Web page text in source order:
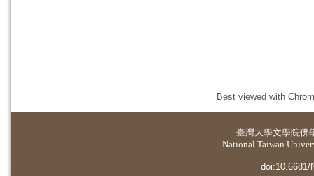
Best viewed with
臺灣大學文學院佛
National Taiwan
doi:10.6681/